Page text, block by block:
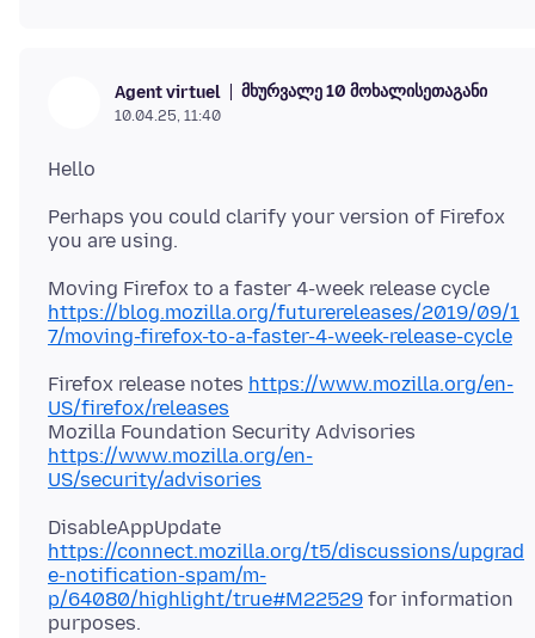
Agent virtuel მხურვალე 10 მოხალისეთაგანი
10.04.25, 11:40
Perhaps you could clarify your version of Firefox
https://blog.mozilla.org/futurereleases/2019/09/1
7/moving-firefox-to-a-faster-4-week-release-cycle
Firefox release notes https://www.mozilla.org/en-
US/firefox/releases
Mozilla Foundation Security Advisories
https://www.mozilla.org/en-
US/security/advisories
DisableAppUpdate
https://connect.mozilla.org/t5/discussions/upgrad
e-notification-spam/m-
p/64080/highlight/true#M22529 for information